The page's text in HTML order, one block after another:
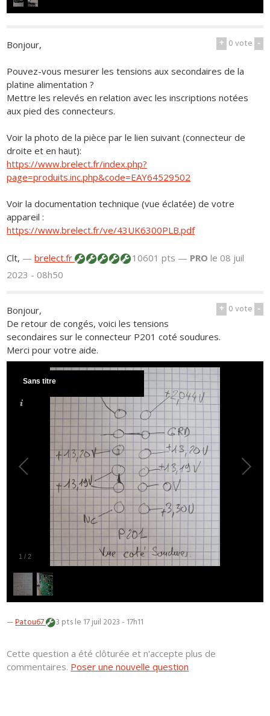
+ 0vote -
Bonjour,
Pouvez-vous mesurer les tensions aux secondaires de la
platine alimentation ?
Mettre les relevés en relation avec les inscriptions notées
aux pied des connecteurs.
Voir la photo de la pièce par le lien suivant (connecteur de
droite et en haut):
https://www.brelect.fr/index.php?
page=produits.inc.php&code=EAY64529502
Voir la documentation technique (vue éclatée) de votre
appareil :
https://www.brelect.fr/ve/43UK6300PLB.pdf
Clt, —brelect.fr 10601 pts — PRO le 08 juil
2023 - 08h50
+ 0vote -
Bonjour,
De retour de congés, voici les tensions
secondaires sur le connecteur P201 coté soudures.
Merci pour votre aide.
1 /2
Sans titre
—Patou67 3 ptsle 17 juil 2023 - 17h11
Cette question a été clôturée et n'accepte plus de
commentaires. Poser une nouvelle question